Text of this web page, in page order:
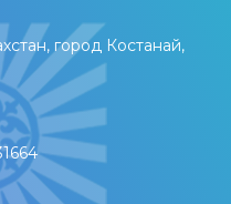
город Костанай,